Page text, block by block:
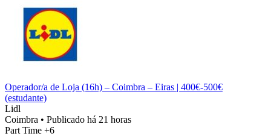
Operador/a de Loja (16h) – Coimbra – Eiras | 400€-500€
(estudante)
Lidl
Coimbra • Publicado há 21 horas
Part Time +6